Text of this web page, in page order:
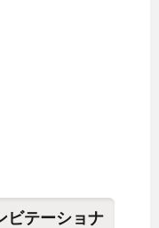
ビテーショナ